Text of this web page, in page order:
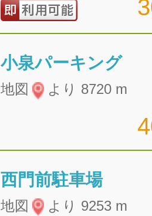
小泉パーキング
地図 より 8720 m
西門前駐車場
地図 より 9253 m